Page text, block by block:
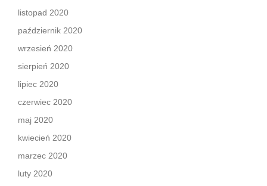
listopad 2020
październik 2020
wrzesień 2020
sierpień 2020
lipiec 2020
czerwiec 2020
maj 2020
kwiecień 2020
marzec 2020
luty 2020